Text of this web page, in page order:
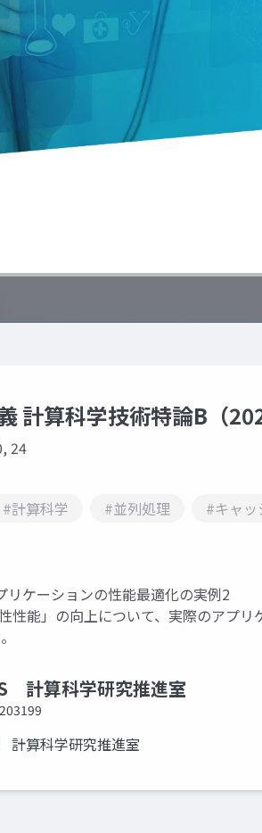
計算科学技術特論B（
24
#計算科学 #並列処理 #キャッ
ケーションの性能最適化の実例2
性能」の向上について、実際のアプ
計算科学研究推進室
計算科学研究推進室